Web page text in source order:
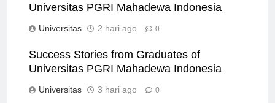
Universitas PGRI Mahadewa Indonesia
Universitas 2 hari ago 0
Success Stories from Graduates of
Universitas PGRI Mahadewa Indonesia
Universitas 3 hari ago 0